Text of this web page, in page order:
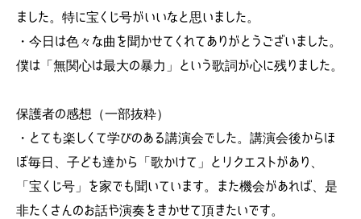
ました。特に宝くじ号がいいなと思いました。
・今日は色々な曲を聞かせてくれてありがとうございました。
僕は「無関心は最大の暴力」という歌詞が心に残りました。
保護者の感想（一部抜粋）
・とても楽しくて学びのある講演会でした。講演会後からほ
ぼ毎日、子ども達から「歌かけて」とリクエストがあり、
「宝くじ号」を家でも聞いています。また機会があれば、是
非たくさんのお話や演奏をきかせて頂きたいです。